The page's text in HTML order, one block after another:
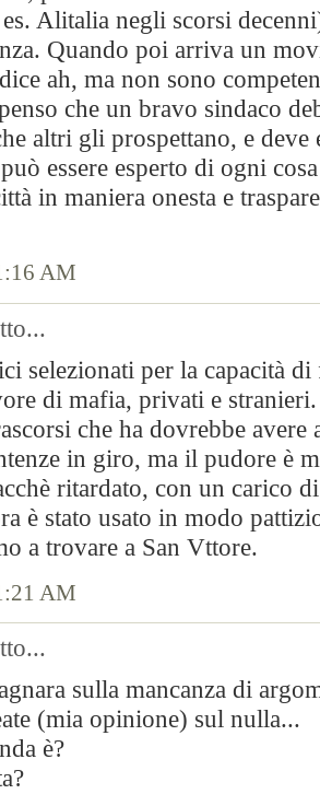
Alitalia negli scorsi
Quando poi arriva un
ah, ma non sono
che un bravo sindaco
altri gli prospettano, e deve
essere esperto di ogni
in maniera onesta e
AM
selezionati per la capacità
di mafia, privati e stranieri.
che ha dovrebbe
in giro, ma il pudore è
ritardato, con un carico
è stato usato in modo
a trovare a San Vttore.
AM
sulla mancanza di
(mia opinione) sul nulla...
è?